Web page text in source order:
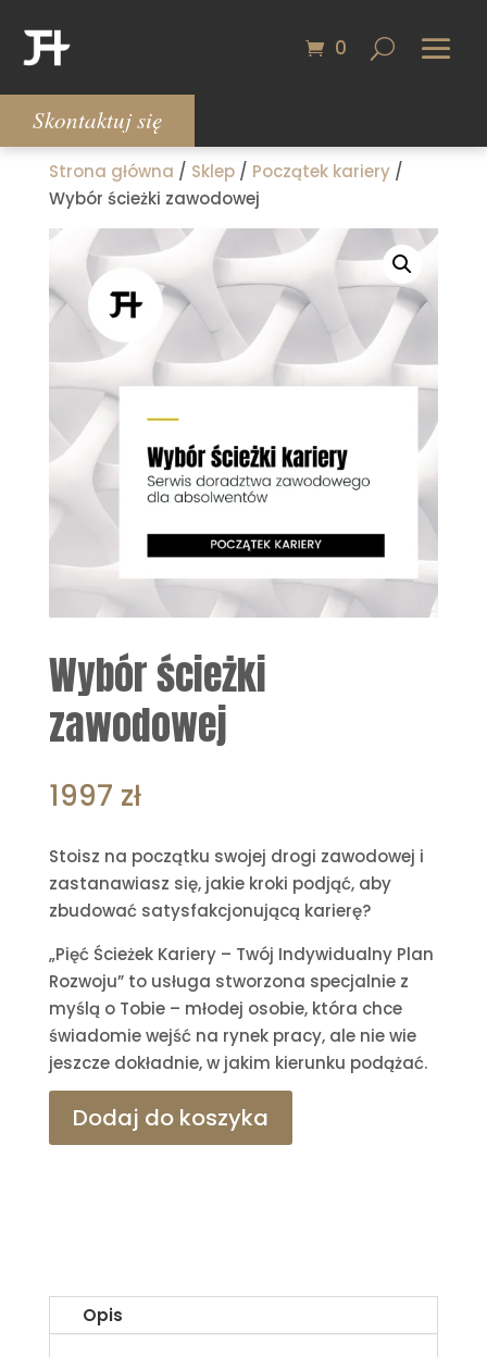
0
Skontaktuj się
Strona główna / Sklep/ Początek kariery/
Wybór ścieżki zawodowej
Wybór ścieżki
zawodowej
1997 zł
Stoisz na początku swojej drogi zawodowej i
zastanawiasz się, jakie kroki podjąć, aby
zbudować satysfakcjonującą karierę?
„Pięć Ścieżek Kariery – Twój Indywidualny Plan
Rozwoju” to usługa stworzona specjalnie z
myślą o Tobie – młodej osobie, która chce
świadomie wejść na rynek pracy, ale nie wie
jeszcze dokładnie, w jakim kierunku podążać.
Dodaj do koszyka
Opis